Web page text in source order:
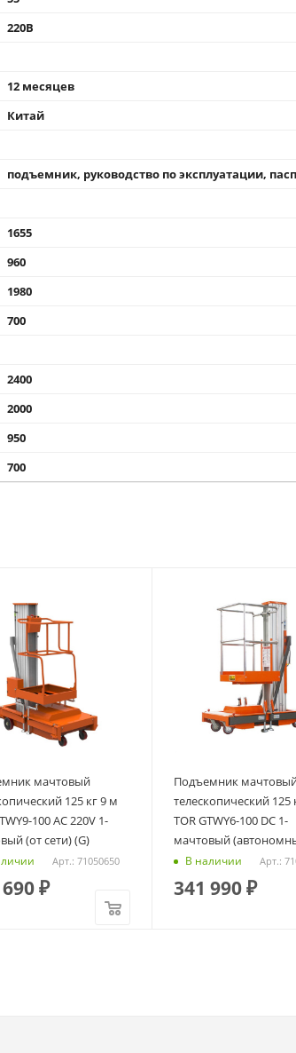
220В
12 месяцев
Китай
подъемник, руководство по эксплуатации,
1655
960
1980
700
2400
2000
950
700
мачтовый
125 кг 9 м
100 AC 220V 1-
(от сети) (G)
Арт.: 71050650
₽
Подъемник
телескопический 125
TOR GTWY6-100 DC 1-
мачтовый
В наличии Арт.:
341 990₽